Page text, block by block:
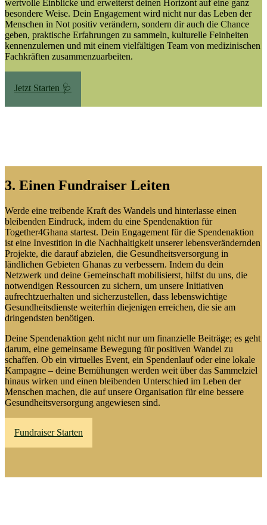
wertvolle Einblicke und erweiterst deinen Horizont auf eine ganz
besondere Weise. Dein Engagement wird nicht nur das Leben der
Menschen in Not positiv verändern, sondern dir auch die Chance
geben, praktische Erfahrungen zu sammeln, kulturelle Feinheiten
kennenzulernen und mit einem vielfältigen Team von medizinischen
Fachkräften zusammenzuarbeiten.
Jetzt Starten 🩺
3. Einen Fundraiser Leiten
Werde eine treibende Kraft des Wandels und hinterlasse einen
bleibenden Eindruck, indem du eine Spendenaktion für
Together4Ghana startest. Dein Engagement für die Spendenaktion
ist eine Investition in die Nachhaltigkeit unserer lebensverändernden
Projekte, die darauf abzielen, die Gesundheitsversorgung in
ländlichen Gebieten Ghanas zu verbessern. Indem du dein
Netzwerk und deine Gemeinschaft mobilisierst, hilfst du uns, die
notwendigen Ressourcen zu sichern, um unsere Initiativen
aufrechtzuerhalten und sicherzustellen, dass lebenswichtige
Gesundheitsdienste weiterhin diejenigen erreichen, die sie am
dringendsten benötigen.
Deine Spendenaktion geht nicht nur um finanzielle Beiträge; es geht
darum, eine gemeinsame Bewegung für positiven Wandel zu
schaffen. Ob ein virtuelles Event, ein Spendenlauf oder eine lokale
Kampagne – deine Bemühungen werden weit über das Sammelziel
hinaus wirken und einen bleibenden Unterschied im Leben der
Menschen machen, die auf unsere Organisation für eine bessere
Gesundheitsversorgung angewiesen sind.
Fundraiser Starten